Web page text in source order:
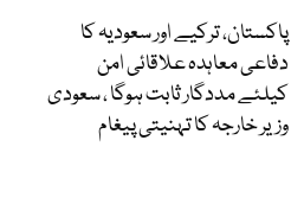
پاکستان، ترکیے اور سعودیہ کا
دفاعی معاہدہ علاقائی امن
کیلئے مددگار ثابت ہوگا ، سعودی
وزیر خارجہ کا تہنیتی پیغام